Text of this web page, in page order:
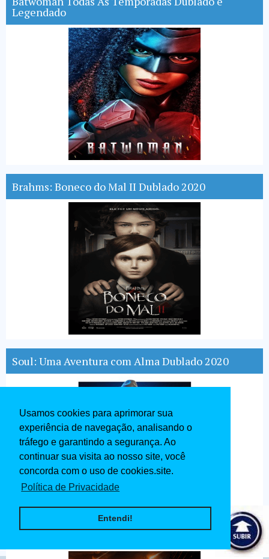
Usamos cookies para aprimorar sua
experiência de navegação, analisando o
tráfego e garantindo a segurança. Ao
continuar sua visita ao nosso site, você
concorda com o uso de cookies.site.
Política de Privacidade
Entendi!
Legendado
Brahms: Boneco do Mal II Dublado 2020
Soul: Uma Aventura com Alma Dublado 2020
Destruição Final O Último Refúgio Dublado 2020